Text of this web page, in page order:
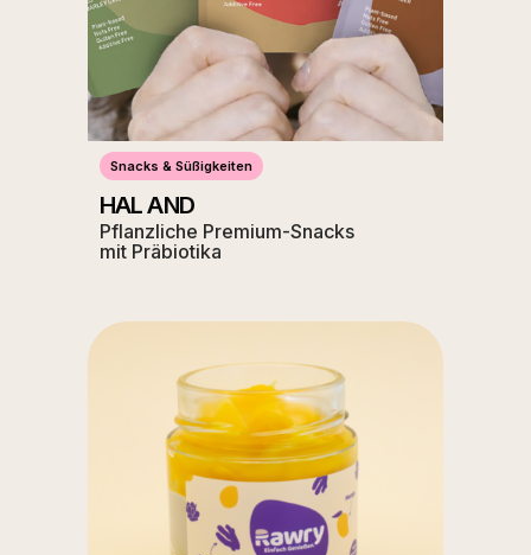
Snacks & Süßigkeiten
HAL AND
Pflanzliche Premium-Snacks
mit Präbiotika